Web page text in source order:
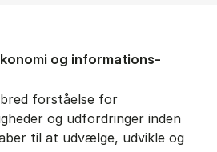
og informations­
forståelse for
og udfordringer inden
til at udvælge, udvikle og